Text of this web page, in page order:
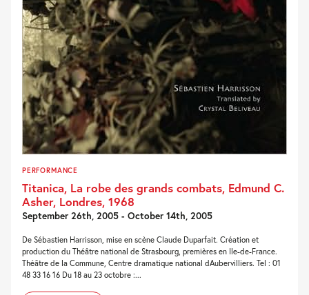
PERFORMANCE
Titanica, La robe des grands combats, Edmund C.
Asher, Londres, 1968
September 26th, 2005 - October 14th, 2005
De Sébastien Harrisson, mise en scène Claude Duparfait. Création et
production du Théâtre national de Strasbourg, premières en Ile-de-France.
Théâtre de la Commune, Centre dramatique national dAubervilliers. Tel : 01
48 33 16 16 Du 18 au 23 octobre :...